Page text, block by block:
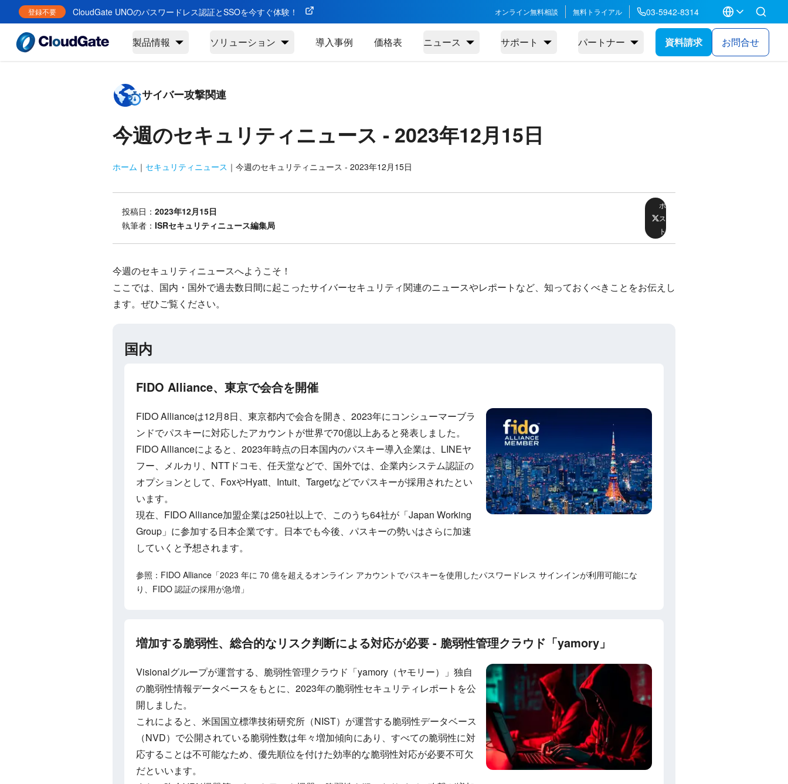
登録不要 CloudGate UNOのパスワードレス認証とSSOを今すぐ体験！ オンライン無料相談 無料トライアル 03-5942-8314
製品情報 ソリューション 導入事例 価格表 ニュース サポート パートナー 資料請求 お問合せ
サイバー攻撃関連
今週のセキュリティニュース - 2023年12月15日
ホーム ｜ セキュリティニュース ｜ 今週のセキュリティニュース - 2023年12月15日
投稿日： 2023年12月15日
執筆者： ISRセキュリティニュース編集局
ポ
ス
ト
今週のセキュリティニュースへようこそ！
ここでは、国内・国外で過去数日間に起こったサイバーセキュリティ関連のニュースやレポートなど、知っておくべきことをお伝えし
ます。ぜひご覧ください。
国内
FIDO Alliance、東京で会合を開催
FIDO Allianceは12月8日、東京都内で会合を開き、2023年にコンシューマーブラ
ンドでパスキーに対応したアカウントが世界で70億以上あると発表しました。
FIDO Allianceによると、2023年時点の日本国内のパスキー導入企業は、LINEヤ
フー、メルカリ、NTTドコモ、任天堂などで、国外では、企業内システム認証の
オプションとして、FoxやHyatt、Intuit、Targetなどでパスキーが採用されたとい
います。
現在、FIDO Alliance加盟企業は250社以上で、このうち64社が「Japan Working
Group」に参加する日本企業です。日本でも今後、パスキーの勢いはさらに加速
していくと予想されます。
参照：FIDO Alliance「2023 年に 70 億を超えるオンライン アカウントでパスキーを使用したパスワードレス サインインが利用可能にな
り、FIDO 認証の採用が急増」
増加する脆弱性、総合的なリスク判断による対応が必要 - 脆弱性管理クラウド「yamory」
Visionalグループが運営する、脆弱性管理クラウド「yamory（ヤモリー）」独自
の脆弱性情報データベースをもとに、2023年の脆弱性セキュリティレポートを公
開しました。
これによると、米国国立標準技術研究所（NIST）が運営する脆弱性データベース
（NVD）で公開されている脆弱性数は年々増加傾向にあり、すべての脆弱性に対
応することは不可能なため、優先順位を付けた効率的な脆弱性対応が必要不可欠
だといいます。